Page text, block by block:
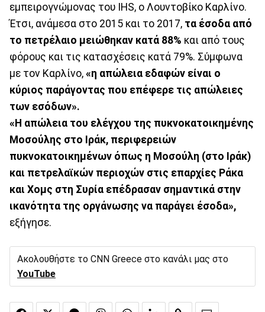
εμπειρογνώμονας του IHS, ο Λουντοβίκο Καρλίνο.
Έτσι, ανάμεσα στο 2015 και το 2017, τα έσοδα από
το πετρέλαιο μειώθηκαν κατά 88% και από τους
φόρους και τις κατασχέσεις κατά 79%. Σύμφωνα
με τον Καρλίνο, «η απώλεια εδαφών είναι ο
κύριος παράγοντας που επέφερε τις απώλειες
των εσόδων».
«Η απώλεια του ελέγχου της πυκνοκατοικημένης
Μοσούλης στο Ιράκ, περιφερειών
πυκνοκατοικημένων όπως η Μοσούλη (στο Ιράκ)
και πετρελαϊκών περιοχών στις επαρχίες Ράκα
και Χομς στη Συρία επέδρασαν σημαντικά στην
ικανότητα της οργάνωσης να παράγει έσοδα»,
εξήγησε.
Ακολουθήστε το CNN Greece στο κανάλι μας στο
YouTube